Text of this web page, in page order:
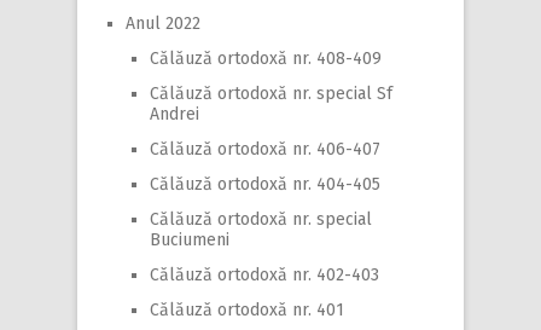
Anul 2022
Călăuză ortodoxă nr. 408-409
Călăuză ortodoxă nr. special Sf
Andrei
Călăuză ortodoxă nr. 406-407
Călăuză ortodoxă nr. 404-405
Călăuză ortodoxă nr. special
Buciumeni
Călăuză ortodoxă nr. 402-403
Călăuză ortodoxă nr. 401